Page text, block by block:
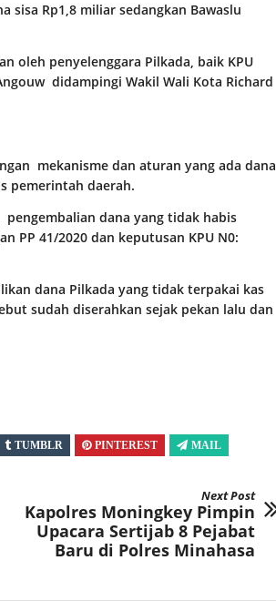
sisa Rp1,8 miliar sedangkan Bawaslu
oleh penyelenggara Pilkada, baik KPU
didampingi Wakil Wali Kota Richard
mekanisme dan aturan yang ada dana
pemerintah daerah.
pengembalian dana yang tidak habis
PP 41/2020 dan keputusan KPU N0:
dana Pilkada yang tidak terpakai kas
sudah diserahkan sejak pekan lalu dan
TUMBLR PINTEREST MAIL
Next Post
Kapolres Moningkey Pimpin
Upacara Sertijab 8 Pejabat
Baru di Polres Minahasa